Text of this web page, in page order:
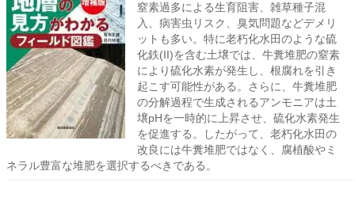
窒素過多による生育阻害、雑草種子混
入、病害虫リスク、臭気問題などデメリ
ットも多い。特に老朽化水田のような硫
化鉄(II)を含む土壌では、牛糞堆肥の窒素
により硫化水素が発生し、根腐れを引き
起こす可能性がある。さらに、牛糞堆肥
の分解過程で生成されるアンモニアは土
壌pHを一時的に上昇させ、硫化水素発生
を促進する。したがって、老朽化水田の
改良には牛糞堆肥ではなく、腐植酸やミ
ネラル豊富な堆肥を選択するべきである。